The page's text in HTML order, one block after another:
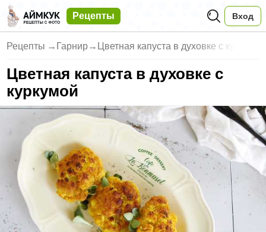
Рецепты Вход
Рецепты → Гарнир→ Цветная капуста в духовке с ку
Цветная капуста в духовке с
куркумой